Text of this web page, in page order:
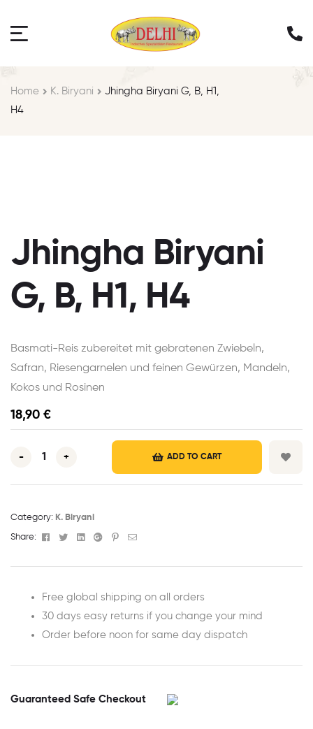
Home K. Biryani
Jhingha Biryani G, B, H1,
H4
Jhingha Biryani
G, B, H1, H4
Basmati-Reis zubereitet mit gebratenen Zwiebeln,
Safran, Riesengarnelen und feinen Gewürzen, Mandeln,
Kokos und Rosinen
18,90 €
- + ADD TO CART
Category: K. Biryani
Share: Facebook
TwitterLinkedinGoogle+Pinterest
Email
Free global shipping on all orders
30 days easy returns if you change your mind
Order before noon for same day dispatch
Guaranteed Safe Checkout